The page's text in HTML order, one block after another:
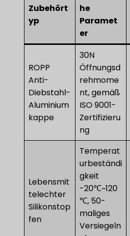
Zubehört
yp
he
Paramet
er
ROPP
Anti-
Diebstahl-
Aluminium
kappe
30N
Öffnungsd
rehmome
nt, gemäß
ISO 9001-
Zertifizieru
ng
Lebensmit
telechter
Silikonstop
fen
Temperat
urbeständi
gkeit
-20℃~120
℃, 50-
maliges
Versiegeln